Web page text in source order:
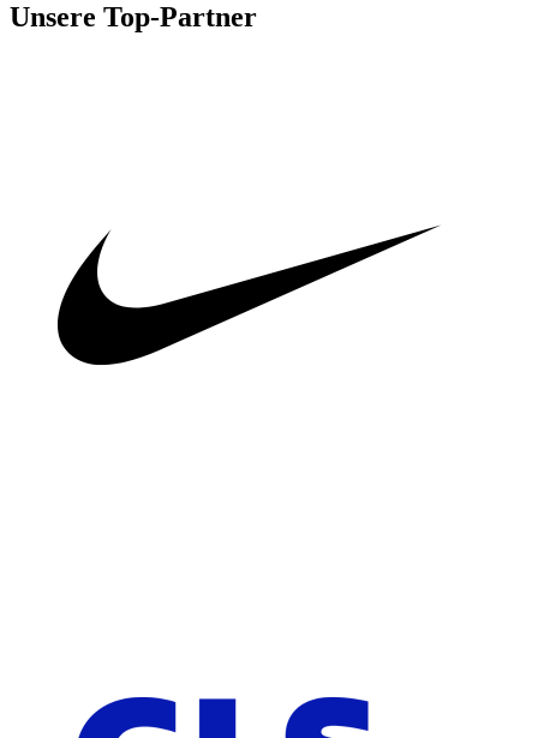
Unsere Top-Partner